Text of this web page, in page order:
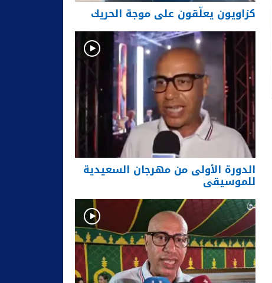
كزاويون يعلّقون على موجة الحريك
الدورة الأولى من مهرجان السعيدية
للموسيقى